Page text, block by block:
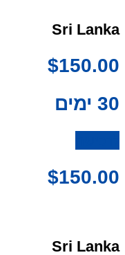
Sri Lanka
$150.00
30 ימים
$150.00
Sri Lanka